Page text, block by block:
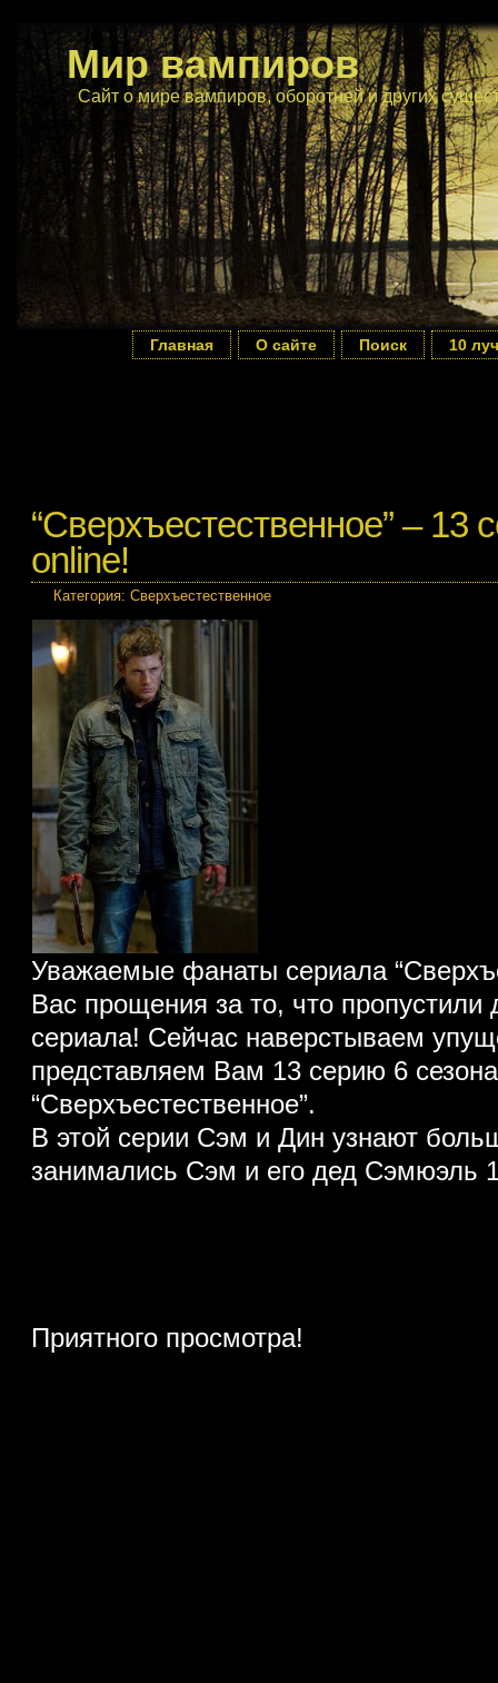
Мир вампиров
Сайт о мире вампиров, оборотней и других
Главная О сайте Поиск 10
“Сверхъестественное” – 13
online!
Категория: Сверхъестественное
Уважаемые фанаты сериала
Вас прощения за то, что
сериала! Сейчас наверстываем
представляем Вам 13 серию 6
“Сверхъестественное”.
В этой серии Сэм и Дин узнают
занимались Сэм и его дед Сэмюэль
Приятного просмотра!